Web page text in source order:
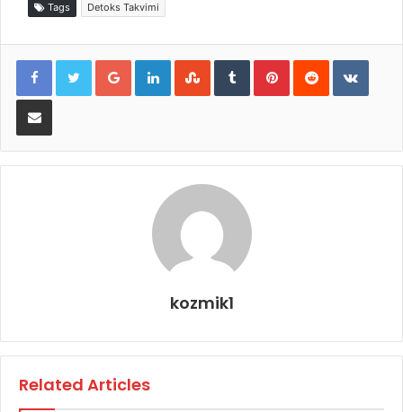
Tags Detoks Takvimi
Google+LinkedInStumbleUpon
TumblrPinterestReddit
E-Posta ile paylaş
kozmik1
Related Articles